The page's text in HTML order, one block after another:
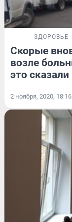
ЗДОРОВЬЕ
Скорые
возле
это
2 ноября, 2020, 18:16